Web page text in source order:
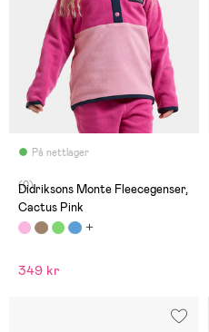
På nettlager
(0)
Didriksons Monte Fleecegenser,
Cactus Pink
349 kr